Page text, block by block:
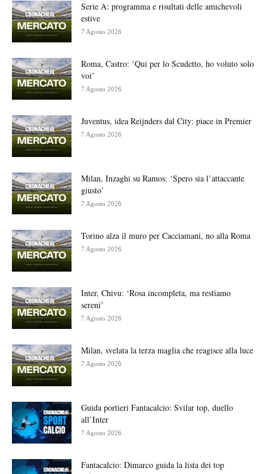
Serie A: programma e risultati delle amichevoli
estive
7 Agosto 2026
Roma, Castro: ‘Qui per lo Scudetto, ho voluto solo
voi’
7 Agosto 2026
Juventus, idea Reijnders dal City: piace in Premier
7 Agosto 2026
Milan, Inzaghi su Ramos: ‘Spero sia l’attaccante
giusto’
7 Agosto 2026
Torino alza il muro per Cacciamani, no alla Roma
7 Agosto 2026
Inter, Chivu: ‘Rosa incompleta, ma restiamo
sereni’
7 Agosto 2026
Milan, svelata la terza maglia che reagisce alla luce
7 Agosto 2026
Guida portieri Fantacalcio: Svilar top, duello
all’Inter
7 Agosto 2026
Fantacalcio: Dimarco guida la lista dei top